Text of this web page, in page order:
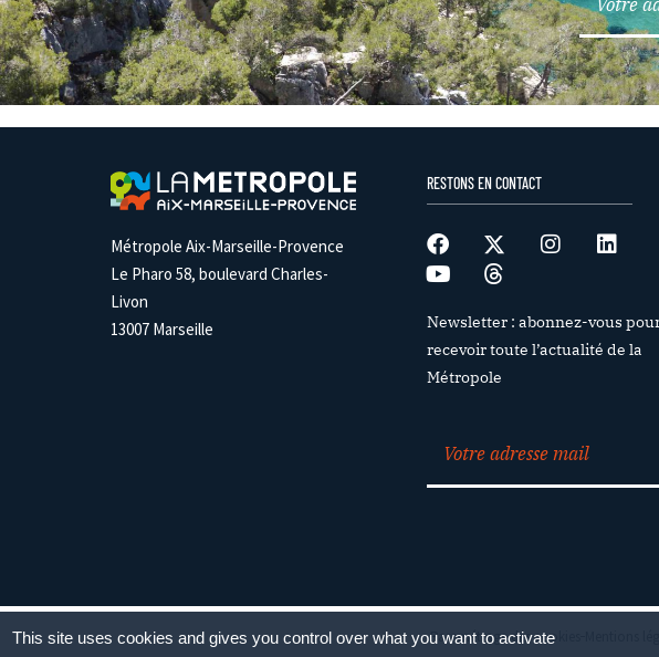
Métropole Aix-Marseille-Provence
Le Pharo 58, boulevard Charles-
Livon
13007 Marseille
RESTONS EN CONTACT
Newsletter : abonnez-vous
recevoir toute l’actualité de la
Métropole
Paramétrage des cookies
This site uses cookies and gives you control over what you want to activate